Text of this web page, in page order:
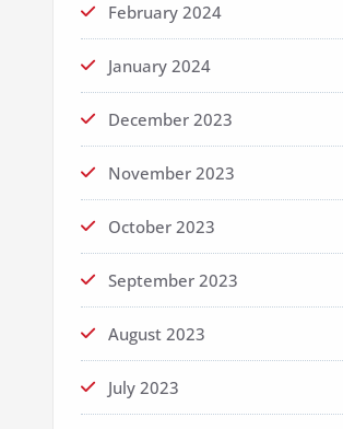
February 2024
January 2024
December 2023
November 2023
October 2023
September 2023
August 2023
July 2023